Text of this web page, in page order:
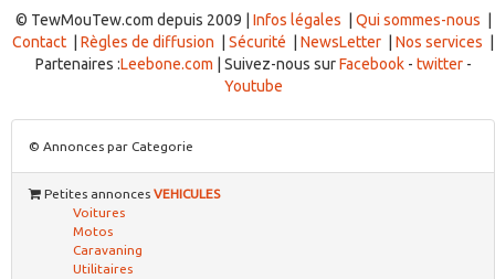
© TewMouTew.com depuis 2009 | Infos légales Qui sommes-nous
Contact
Règles de diffusion Sécurité NewsLetter Nos services
Partenaires :Leebone.com | Suivez-nous surFacebook- twitter-
Youtube
© Annonces par Categorie
Petites annonces VEHICULES
Voitures
Motos
Caravaning
Utilitaires